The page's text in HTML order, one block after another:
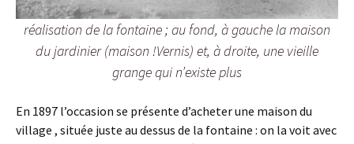
réalisation de la fontaine ; au fond, à gauche la maison
du jardinier (maison !Vernis) et, à droite, une vieille
grange qui n’existe plus
En 1897 l’occasion se présente d’acheter une maison du
village , située juste au dessus de la fontaine : on la voit avec